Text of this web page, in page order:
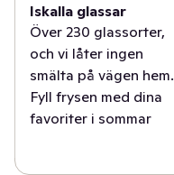
Iskalla glassar
Över 230 glassorter,
och vi låter ingen
smälta på vägen hem.
Fyll frysen med dina
favoriter i sommar